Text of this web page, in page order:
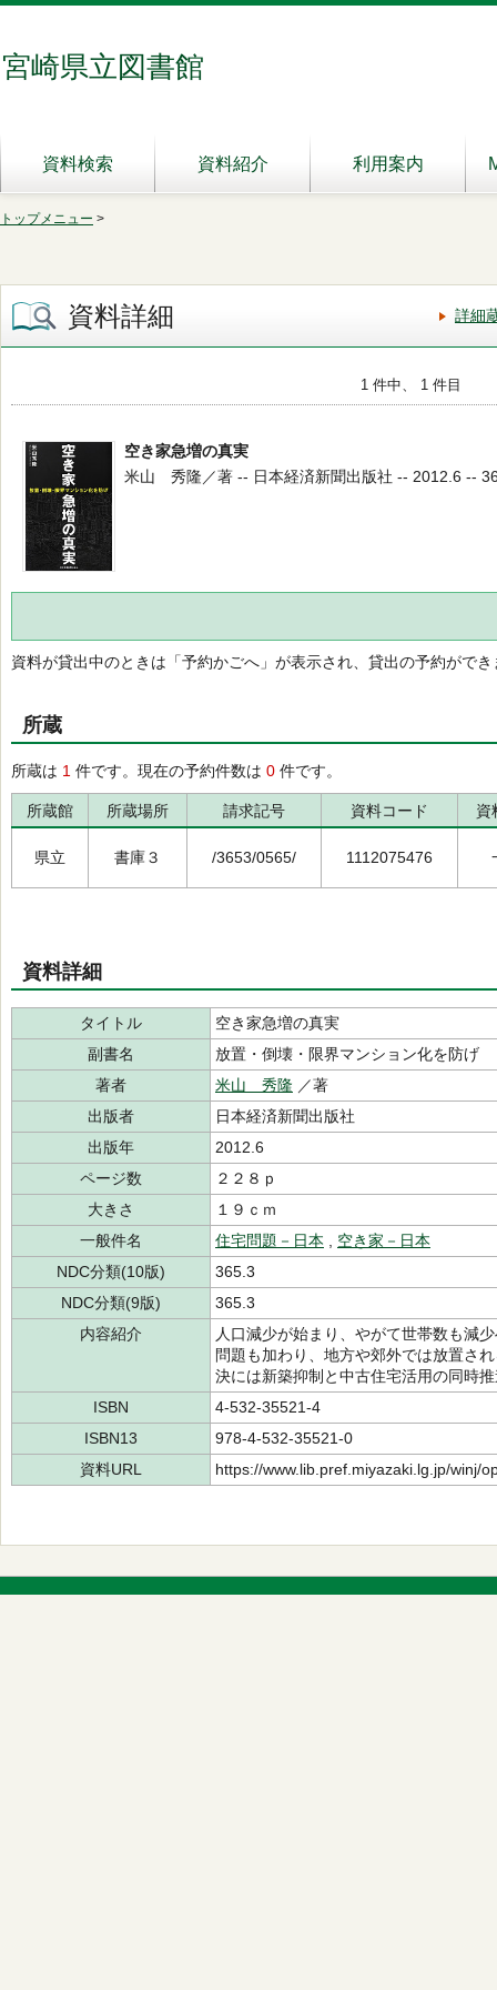
宮崎県立図書館
資料検索 資料紹介 利用案内
トップメニュー >
資料詳細 詳細
1 件中、 1 件目
空き家急増の真実
米山 秀隆／著 -- 日本経済新聞出版社 -- 2012.6 --
資料が貸出中のときは「予約かごへ」が表示され、貸出の予約ができ
所蔵
所蔵は 1 件です。現在の予約件数は 0 件です。
所蔵館 所蔵場所 請求記号 資料コード 資
県立 書庫３ /3653/0565/ 1112075476
資料詳細
タイトル
空き家急増の真実
副書名
放置・倒壊・限界マンション化を防げ
著者
米山 秀隆 ／著
出版者
日本経済新聞出版社
出版年
2012.6
ページ数
２２８ｐ
大きさ
１９ｃｍ
一般件名
住宅問題－日本
空き家－日本
NDC分類(10版)
365.3
NDC分類(9版)
365.3
内容紹介
人口減少が始まり、やがて世帯数も減
問題も加わり、地方や郊外では放置さ
決には新築抑制と中古住宅活用の同時
ISBN
4-532-35521-4
ISBN13
978-4-532-35521-0
資料URL
https://www.lib.pref.miyazaki.lg.jp/winj/